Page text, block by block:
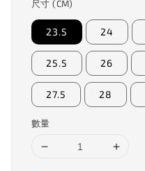
尺寸 (CM)
23.5 24
25.5 26
27.5 28
數量